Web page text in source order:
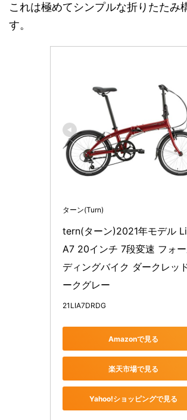
これは極めてシンプルな折りたたみ
す。
ターン(Turn)
tern(ターン)2021年モデル
A7 20インチ 7段変速 フォ
ディングバイク ダークレッ
ークグレー
21LIA7DRDG
Amazonで見る
楽天市場で見る
Yahoo!ショッピングで見る